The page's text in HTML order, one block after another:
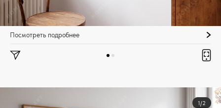
Посмотреть подробнее
1/2